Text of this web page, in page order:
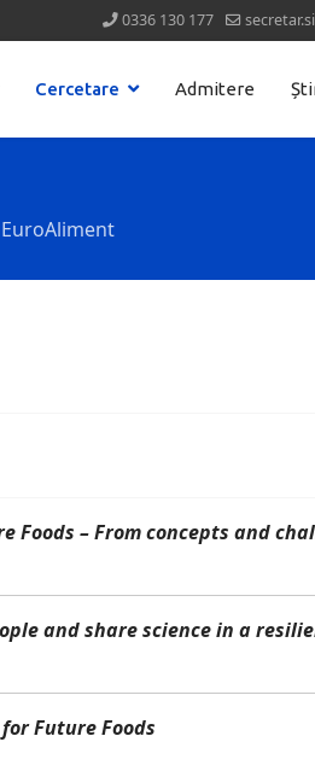
0336 130 177
Cercetare Admitere
Foods – From concepts and
and share science in a
Future Foods